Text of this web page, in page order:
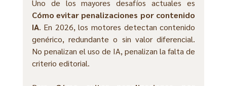
Cómo evitar penalizaciones por contenido
IA. En 2026, los motores detectan contenido
genérico, redundante o sin valor diferencial.
No penalizan el uso de IA, penalizan la falta de
criterio editorial.